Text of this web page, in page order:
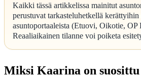
Kaikki tässä artikkelissa mainitut
perustuvat tarkasteluhetkellä
asuntoportaaleista (Etuovi, Oikotie,
Reaaliaikainen tilanne voi poiketa
Miksi Kaarina on suosittu